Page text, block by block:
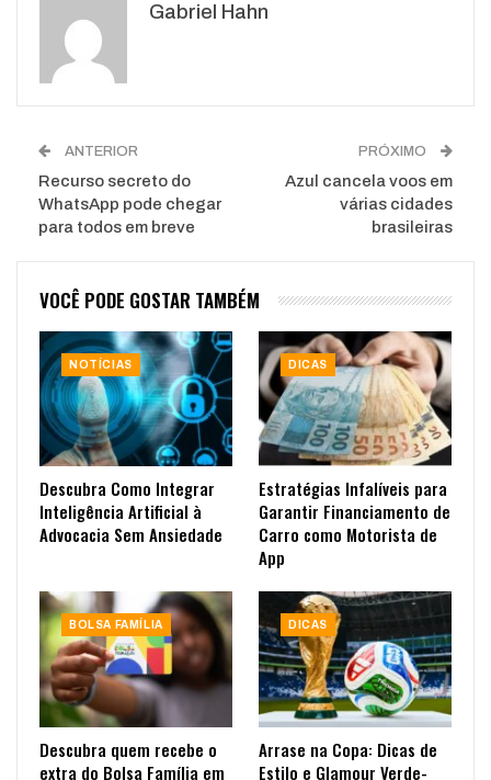
WhatsApp
Gabriel Hahn
ANTERIOR
Recurso secreto do
WhatsApp pode chegar
para todos em breve
PRÓXIMO
Azul cancela voos em
várias cidades
brasileiras
VOCÊ PODE GOSTAR TAMBÉM
NOTÍCIAS
Descubra Como Integrar
Inteligência Artificial à
Advocacia Sem Ansiedade
DICAS
Estratégias Infalíveis para
Garantir Financiamento de
Carro como Motorista de
App
BOLSA FAMÍLIA
Descubra quem recebe o
extra do Bolsa Família em
DICAS
Arrase na Copa: Dicas de
Estilo e Glamour Verde-